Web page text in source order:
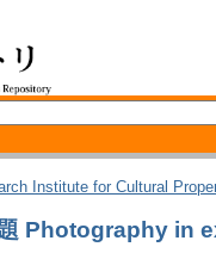
Institute for Cultural
Photography in